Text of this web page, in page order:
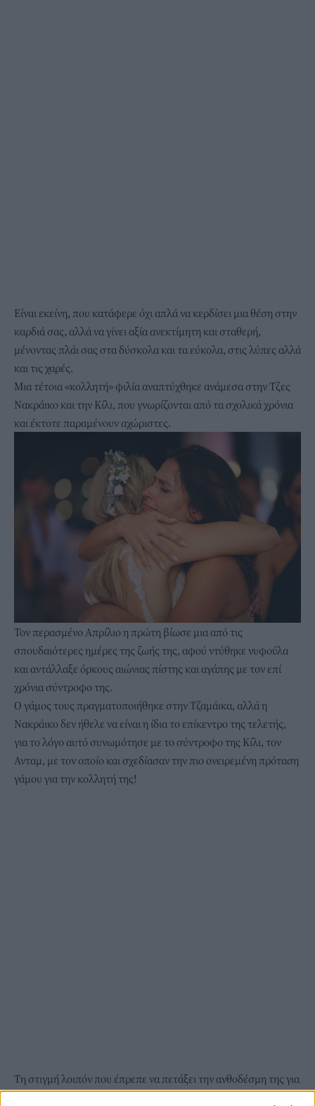
Είναι εκείνη, που κατάφερε όχι απλά να κερδίσει μια θέση στην
καρδιά σας, αλλά να γίνει αξία ανεκτίμητη και σταθερή,
μένοντας πλάι σας στα δύσκολα και τα εύκολα, στις λύπες αλλά
και τις χαρές.
Μια τέτοια «κολλητή» φιλία αναπτύχθηκε ανάμεσα στην Τζες
Νακράικο και την Κίλι, που γνωρίζονται από τα σχολικά χρόνια
και έκτοτε παραμένουν αχώριστες.
Τον περασμένο Απρίλιο η πρώτη βίωσε μια από τις
σπουδαιότερες ημέρες της ζωής της, αφού ντύθηκε νυφούλα
και αντάλλαξε όρκους αιώνιας πίστης και αγάπης με τον επί
χρόνια σύντροφο της.
Ο γάμος τους πραγματοποιήθηκε στην Τζαμάικα, αλλά η
Νακράικο δεν ήθελε να είναι η ίδια το επίκεντρο της τελετής,
για το λόγο αυτό συνωμότησε με το σύντροφο της Κίλι, τον
Ανταμ, με τον οποίο και σχεδίασαν την πιο ονειρεμένη πρόταση
γάμου για την κολλητή της!
Τη στιγμή λοιπόν που έπρεπε να πετάξει την ανθοδέσμη της για